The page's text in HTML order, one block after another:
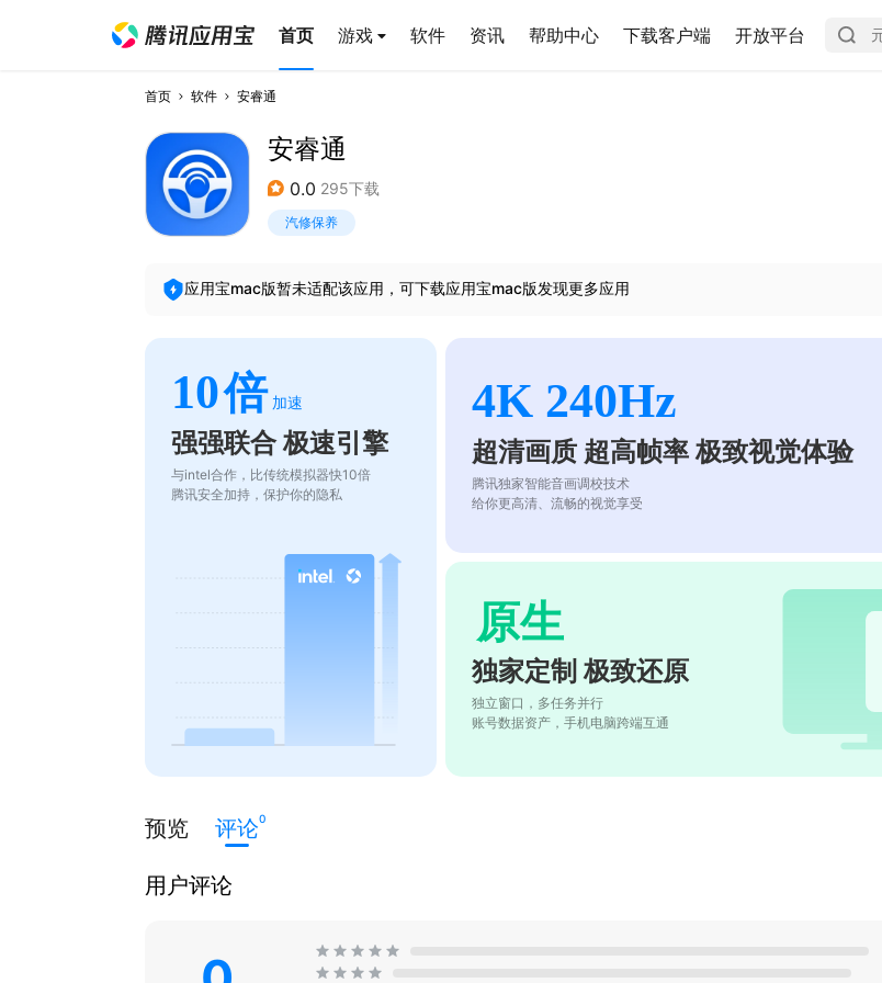
首页 游戏 软件 资讯 帮助中心 下载客户端 开放平台
首页 软件 安睿通
安睿通
0.0 295下载
汽修保养
应用宝mac版暂未适配该应用，可下载应用宝mac版发现更多应用
10倍 加速
强强联合 极速引擎
与intel合作，比传统模拟器快10倍
腾讯安全加持，保护你的隐私
4K 240Hz
超清画质 超高帧率 极致视觉体验
腾讯独家智能音画调校技术
给你更高清、流畅的视觉享受
原生
独家定制 极致还原
独立窗口，多任务并行
账号数据资产，手机电脑跨端互通
预览 评论0
用户评论